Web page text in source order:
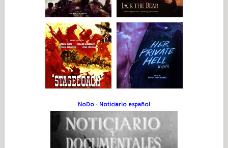
NoDo - Noticiario español